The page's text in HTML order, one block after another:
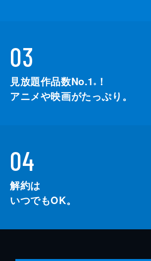
03
見放題作品数No.1 ※
！
アニメや映画がたっぷり。
04
解約は
いつでもOK。